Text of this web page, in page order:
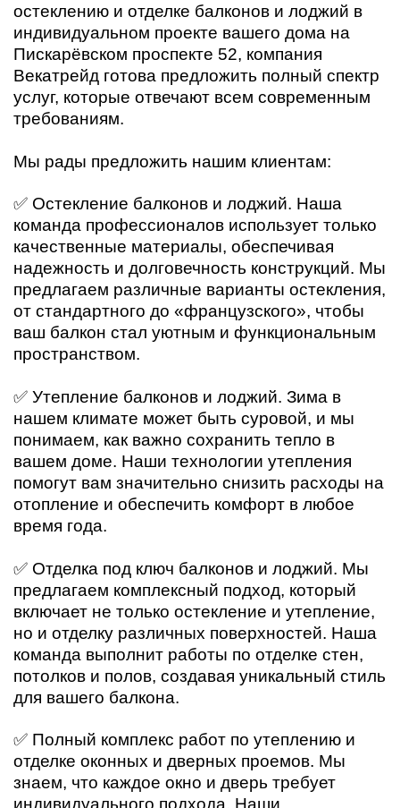
остеклению и отделке балконов и лоджий в
индивидуальном проекте вашего дома на
Пискарёвском проспекте 52, компания
Векатрейд готова предложить полный спектр
услуг, которые отвечают всем современным
требованиям.
Мы рады предложить нашим клиентам:
✅ Остекление балконов и лоджий. Наша
команда профессионалов использует только
качественные материалы, обеспечивая
надежность и долговечность конструкций. Мы
предлагаем различные варианты остекления,
от стандартного до «французского», чтобы
ваш балкон стал уютным и функциональным
пространством.
✅ Утепление балконов и лоджий. Зима в
нашем климате может быть суровой, и мы
понимаем, как важно сохранить тепло в
вашем доме. Наши технологии утепления
помогут вам значительно снизить расходы на
отопление и обеспечить комфорт в любое
время года.
✅ Отделка под ключ балконов и лоджий. Мы
предлагаем комплексный подход, который
включает не только остекление и утепление,
но и отделку различных поверхностей. Наша
команда выполнит работы по отделке стен,
потолков и полов, создавая уникальный стиль
для вашего балкона.
✅ Полный комплекс работ по утеплению и
отделке оконных и дверных проемов. Мы
знаем, что каждое окно и дверь требует
индивидуального подхода. Наши